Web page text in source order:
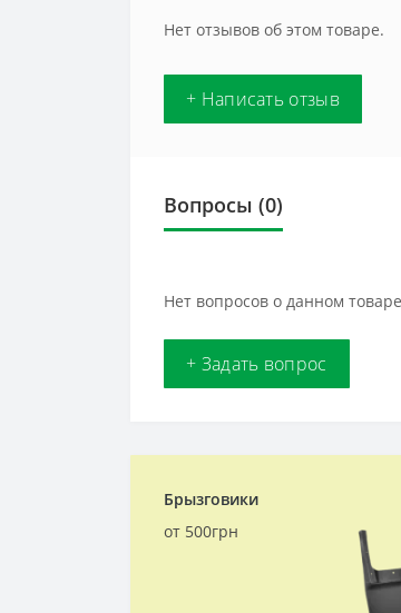
Нет отзывов об этом товаре.
+ Написать отзыв
Вопросы (0)
Нет вопросов о данном
+ Задать вопрос
Брызговики
от 500грн